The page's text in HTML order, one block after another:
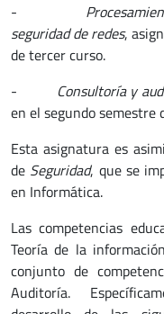
-
seguridad de redes,
de tercer curso.
- Consultoría y
en el segundo semestre
Esta asignatura es
de Seguridad, que se
en Informática.
Las competencias
Teoría de la
conjunto de
Auditoría.